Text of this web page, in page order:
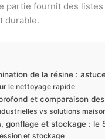
partie fournit des
durable.
de la résine :
le nettoyage rapide
et comparaison
vs solutions
gonflage et stockage : le
et stockage